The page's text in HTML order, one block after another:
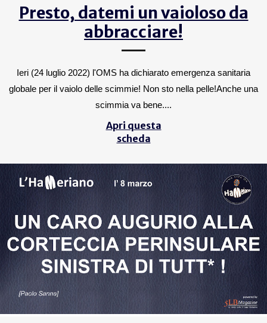
Presto, datemi un vaioloso da
abbracciare!
Ieri (24 luglio 2022) l'OMS ha dichiarato emergenza sanitaria
globale per il vaiolo delle scimmie! Non sto nella pelle!Anche una
scimmia va bene....
Apri questa
scheda